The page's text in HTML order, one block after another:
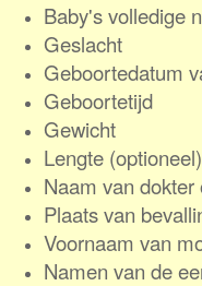
Baby's volledige
Geslacht
Geboortedatum
Geboortetijd
Gewicht
Lengte (optioneel)
Naam van
Plaats van
Voornaam van
Namen van de